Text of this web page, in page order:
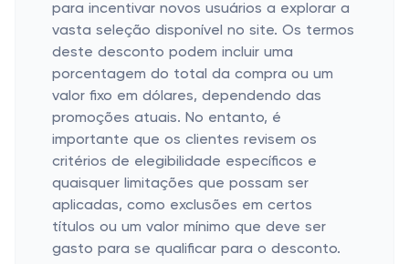
para incentivar novos usuários a explorar a
vasta seleção disponível no site. Os termos
deste desconto podem incluir uma
porcentagem do total da compra ou um
valor fixo em dólares, dependendo das
promoções atuais. No entanto, é
importante que os clientes revisem os
critérios de elegibilidade específicos e
quaisquer limitações que possam ser
aplicadas, como exclusões em certos
títulos ou um valor mínimo que deve ser
gasto para se qualificar para o desconto.